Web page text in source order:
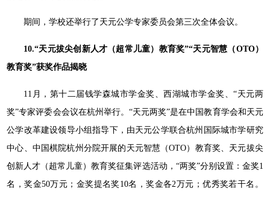
期间，学校还举行了天元公学专家委员会第三次全体会议。
10.“天元拔尖创新人才（超常儿童）教育奖”“天元智慧（OTO）
教育奖”获奖作品揭晓
11月，第十二届钱学森城市学金奖、西湖城市学金奖、“天元两
奖”专家评委会会议在杭州举行。“天元两奖”是在中国教育学会和天元
公学改革建设领导小组指导下，由天元公学联合杭州国际城市学研究
中心、中国棋院杭州分院开展的天元智慧（OTO）教育奖、天元拔尖
创新人才（超常儿童）教育奖征集评选活动，“两奖”分别设置：金奖1
名，奖金50万元；金奖提名奖10名，奖金各2万元；优秀奖若干名。